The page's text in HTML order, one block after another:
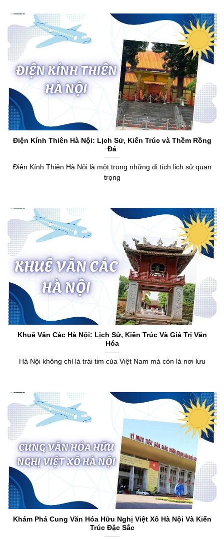
Điện Kính Thiên Hà Nội: Lịch Sử, Kiến Trúc và Thềm Rồng
Đá
Điện Kính Thiên Hà Nội là một trong những di tích lịch sử quan
trọng
Khuê Văn Các Hà Nội: Lịch Sử, Kiến Trúc Và Giá Trị Văn
Hóa
Hà Nội không chỉ là trái tim của Việt Nam mà còn là nơi lưu
Khám Phá Cung Văn Hóa Hữu Nghị Việt Xô Hà Nội Và Kiến
Trúc Đặc Sắc